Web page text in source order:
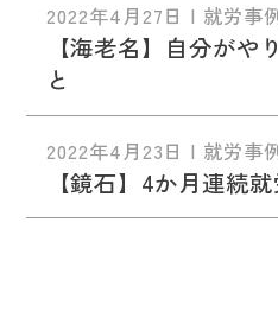
2022年4月27日 | 就労事
【海老名】自分がや
と
2022年4月23日 | 就労事
【鏡石】4か月連続